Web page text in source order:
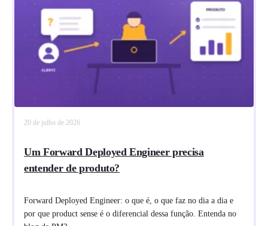
20 de julho de 2026
Um Forward Deployed Engineer precisa
entender de produto?
Forward Deployed Engineer: o que é, o que faz no dia a dia e
por que product sense é o diferencial dessa função. Entenda no